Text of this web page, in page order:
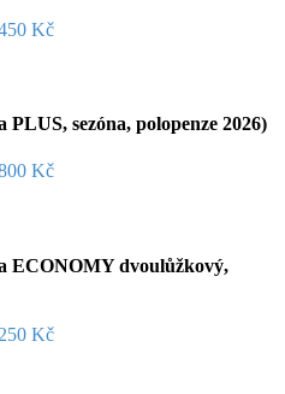
Kč
sezóna, polopenze 2026)
Kč
ECONOMY dvoulůžkový,
Kč